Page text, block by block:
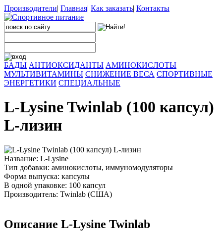
Производители| Главная| Как заказать| Контакты
БАДЫ АНТИОКСИДАНТЫ АМИНОКИСЛОТЫ
МУЛЬТИВИТАМИНЫ СНИЖЕНИЕ ВЕСА СПОРТИВНЫЕ
ЭНЕРГЕТИКИ СПЕЦИАЛЬНЫЕ
L-Lysine Twinlab (100 капсул)
L-лизин
Название: L-Lysine
Тип добавки: аминокислоты, иммуномодуляторы
Форма выпуска: капсулы
В одной упаковке: 100 капсул
Производитель: Twinlab (США)
Описание L-Lysine Twinlab